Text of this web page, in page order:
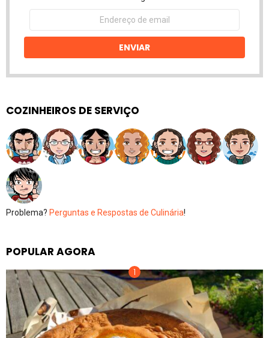
Endereço
email
ENVIAR
COZINHEIROS DE SERVIÇO
Problema? Perguntas e Respostas de Culinária!
POPULAR AGORA